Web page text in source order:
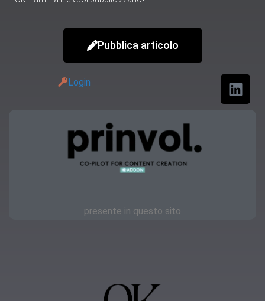
Pubblica articolo
Login
presente in questo sito